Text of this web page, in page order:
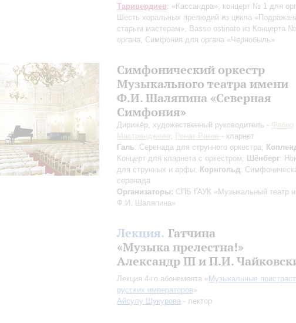
Таривердиев: «Кассандра», концерт № 1 для
Шесть хоральных прелюдий из цикла
старым мастерам», Basso ostinato из Концерта
органа, Симфония для органа «Чернобыль»
Симфонический оркестр
Музыкального театра имени
Ф.И. Шаляпина «Северная
Симфония»
Дирижёр, художественный руководитель - Фабио
Мастранджело; Ренат Раков - кларнет
Галь: Серенада для струнного оркестра;
Концерт для кларнета с оркестром; Шёнберг:
для струнных и арфы; Корнгольд:
серенада
Организаторы: СПБ ГАУК «Музыкальный театр
Ф.И. Шаляпина»
Лекция. Гатчина
«Музыка прелестна!»
Александр III и П.И.
Лекция 4-го абонемента « Музыкальные
русских императоров»
Айсулу Шукурова - лектор